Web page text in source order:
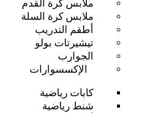
ملابس كرة القدم
ملابس كرة السلة
أطقم التدريب
تيشيرتات بولو
الجوارب
الإكسسوارات
كابات رياضية
شنط رياضية